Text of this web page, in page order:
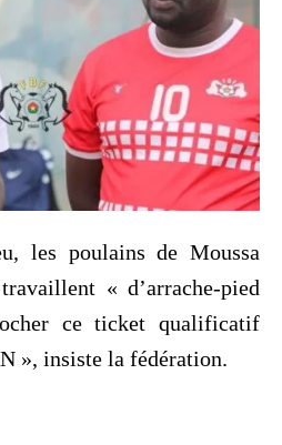
les poulains de Moussa
« d’arrache-pied
ce ticket qualificatif
», insiste la fédération.